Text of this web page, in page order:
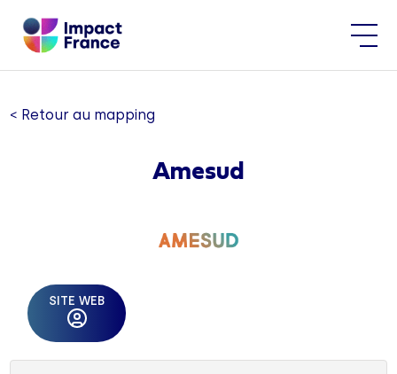
< Retour au mapping
Amesud
SITE WEB